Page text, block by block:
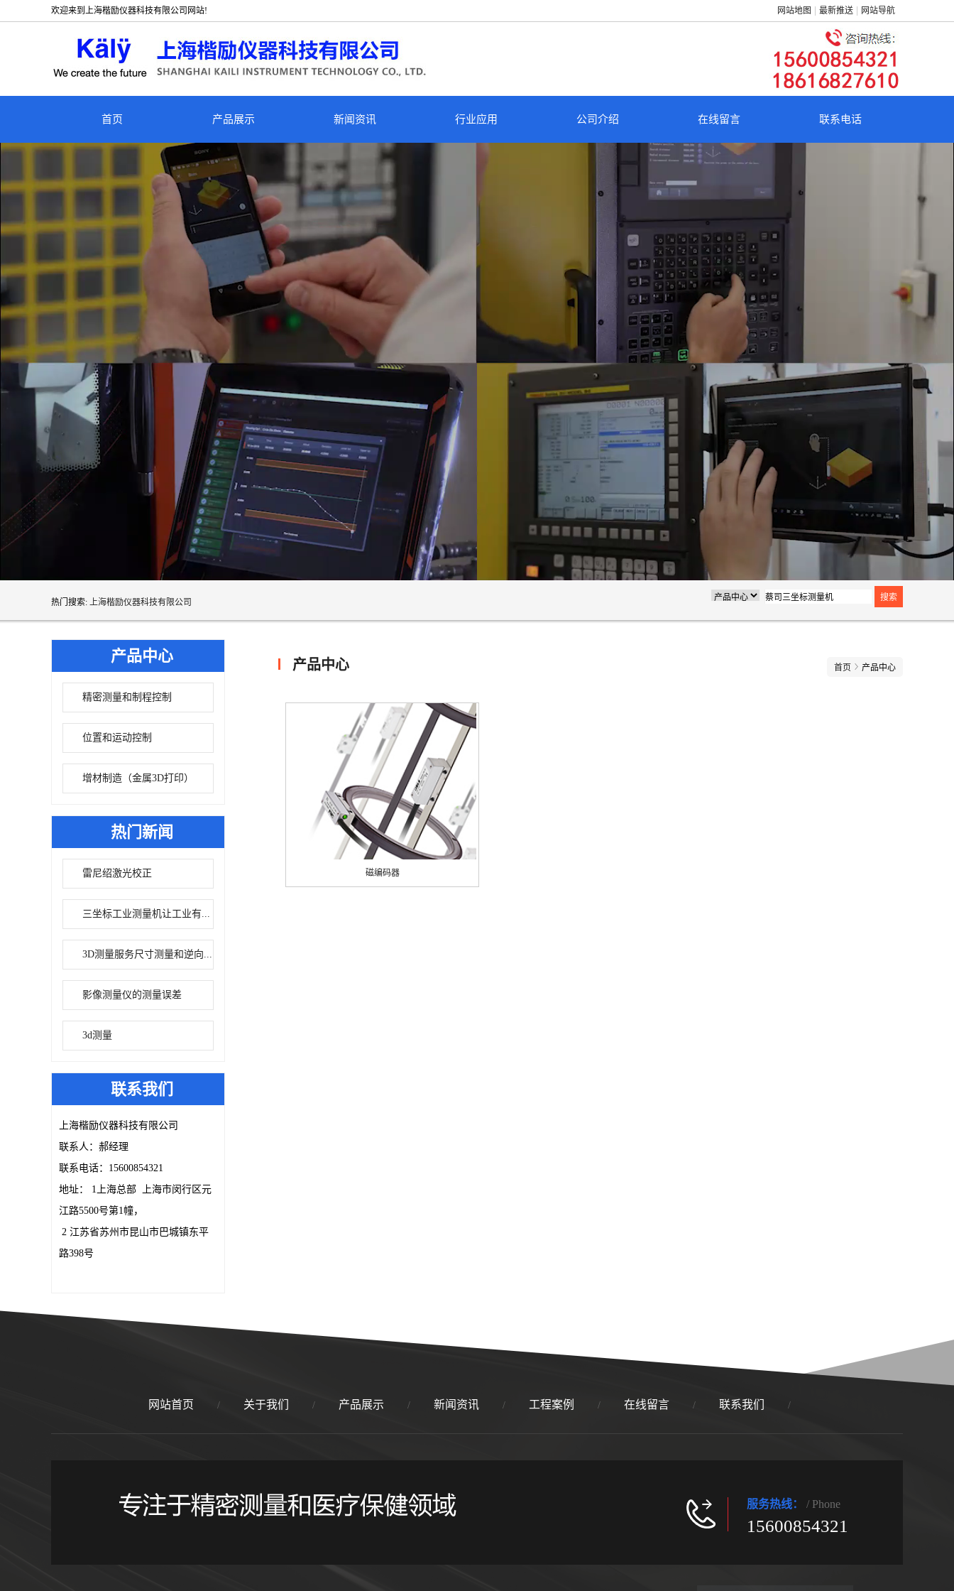
欢迎来到上海楷励仪器科技有限公司网站! 网站地图 最新推送 网站导航
首页 产品展示 新闻资讯 行业应用 公司介绍 在线留言 联系电话
热门搜索: 上海楷励仪器科技有限公司
产品中心
精密测量和制程控制
位置和运动控制
增材制造（金属3D打印）
热门新闻
雷尼绍激光校正
三坐标工业测量机让工业有...
3D测量服务尺寸测量和逆向...
影像测量仪的测量误差
3d测量
联系我们
上海楷励仪器科技有限公司
联系人：郝经理
联系电话：15600854321
地址： 1上海总部 上海市闵行区元
江路5500号第1幢，
2 江苏省苏州市昆山市巴城镇东平
路398号
产品中心 首页 产品中心
磁编码器
网站首页 / 关于我们 / 产品展示 / 新闻资讯 / 工程案例 / 在线留言 / 联系我们 /
服务热线： / Phone
15600854321